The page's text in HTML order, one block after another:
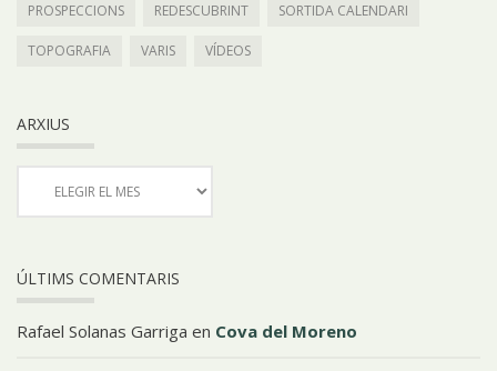
PROSPECCIONS REDESCUBRINT SORTIDA CALENDARI
TOPOGRAFIA VARIS VÍDEOS
ARXIUS
ÚLTIMS COMENTARIS
Rafael Solanas Garriga en Cova del Moreno